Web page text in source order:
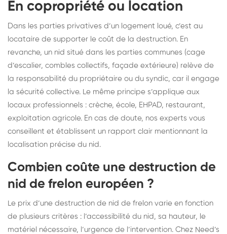
En copropriété ou location
Dans les parties privatives d’un logement loué, c’est au
locataire de supporter le coût de la destruction. En
revanche, un nid situé dans les parties communes (cage
d’escalier, combles collectifs, façade extérieure) relève de
la responsabilité du propriétaire ou du syndic, car il engage
la sécurité collective. Le même principe s’applique aux
locaux professionnels : crèche, école, EHPAD, restaurant,
exploitation agricole. En cas de doute, nos experts vous
conseillent et établissent un rapport clair mentionnant la
localisation précise du nid.
Combien coûte une destruction de
nid de frelon européen ?
Le prix d’une destruction de nid de frelon varie en fonction
de plusieurs critères : l’accessibilité du nid, sa hauteur, le
matériel nécessaire, l’urgence de l’intervention. Chez Need’s